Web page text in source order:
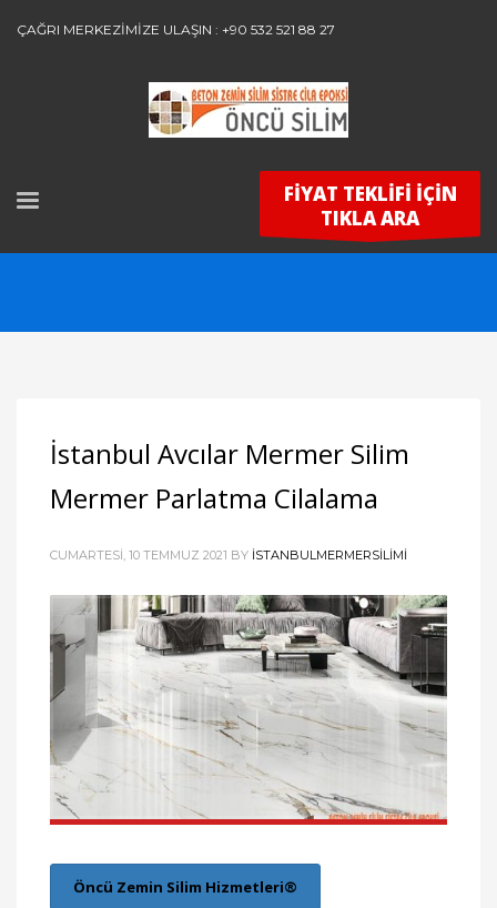
ÇAĞRI MERKEZİMİZE ULAŞIN : +90 532 521 88 27
FİYAT TEKLİFİ İÇİN
TIKLA ARA
İstanbul Avcılar Mermer Silim
Mermer Parlatma Cilalama
CUMARTESI, 10 TEMMUZ 2021 BY ISTANBULMERMERSILIMI
Öncü Zemin Silim Hizmetleri®